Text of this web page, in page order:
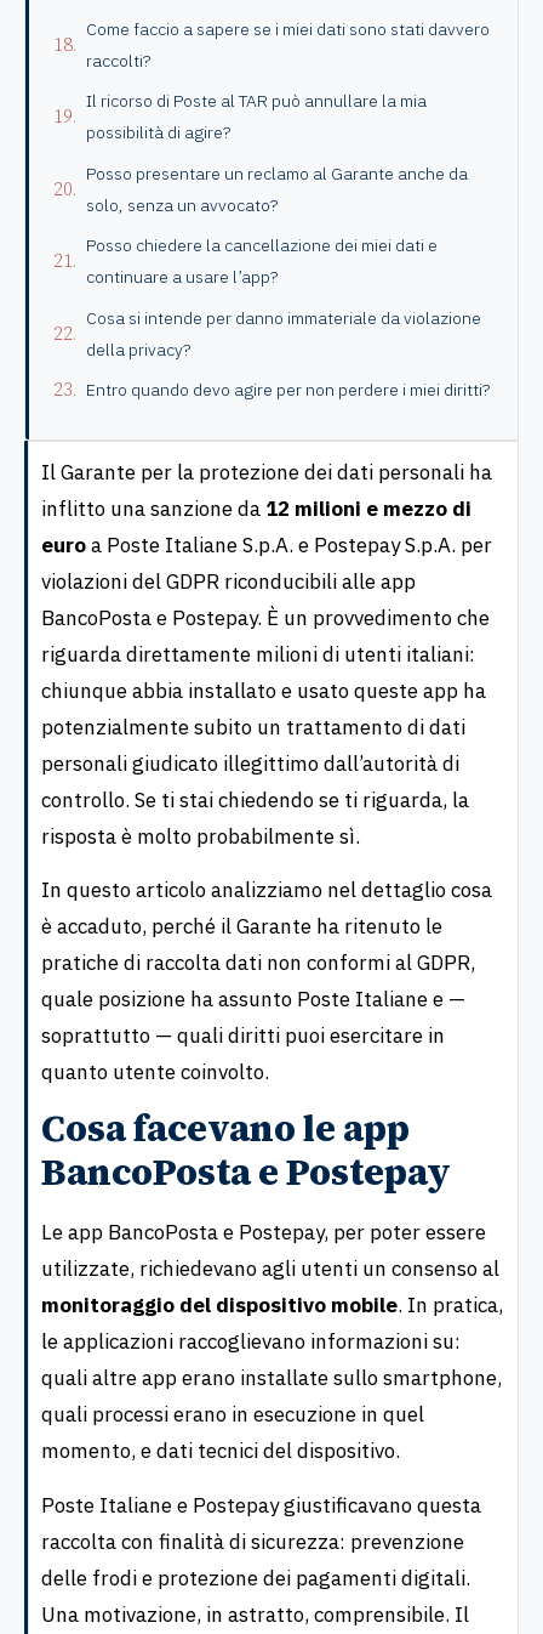
Come faccio a sapere se i miei dati sono stati davvero
raccolti?
Il ricorso di Poste al TAR può annullare la mia
possibilità di agire?
Posso presentare un reclamo al Garante anche da
solo, senza un avvocato?
Posso chiedere la cancellazione dei miei dati e
continuare a usare l’app?
Cosa si intende per danno immateriale da violazione
della privacy?
Entro quando devo agire per non perdere i miei diritti?
Il Garante per la protezione dei dati personali ha
inflitto una sanzione da 12 milioni e mezzo di
euroa Poste Italiane S.p.A. e Postepay S.p.A. per
violazioni del GDPR riconducibili alle app
BancoPosta e Postepay. È un provvedimento che
riguarda direttamente milioni di utenti italiani:
chiunque abbia installato e usato queste app ha
potenzialmente subito un trattamento di dati
personali giudicato illegittimo dall’autorità di
controllo. Se ti stai chiedendo se ti riguarda, la
risposta è molto probabilmente sì.
In questo articolo analizziamo nel dettaglio cosa
è accaduto, perché il Garante ha ritenuto le
pratiche di raccolta dati non conformi al GDPR,
quale posizione ha assunto Poste Italiane e —
soprattutto — quali diritti puoi esercitare in
quanto utente coinvolto.
Cosa facevano le app
BancoPosta e Postepay
Le app BancoPosta e Postepay, per poter essere
utilizzate, richiedevano agli utenti un consenso al
monitoraggio del dispositivo mobile. In pratica,
le applicazioni raccoglievano informazioni su:
quali altre app erano installate sullo smartphone,
quali processi erano in esecuzione in quel
momento, e dati tecnici del dispositivo.
Poste Italiane e Postepay giustificavano questa
raccolta con finalità di sicurezza: prevenzione
delle frodi e protezione dei pagamenti digitali.
Una motivazione, in astratto, comprensibile. Il